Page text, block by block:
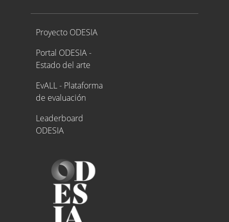
Proyecto ODESIA
Proyecto ODESIA
Portal ODESIA -
Estado del arte
EvALL - Plataforma
de evaluación
Leaderboard
ODESIA